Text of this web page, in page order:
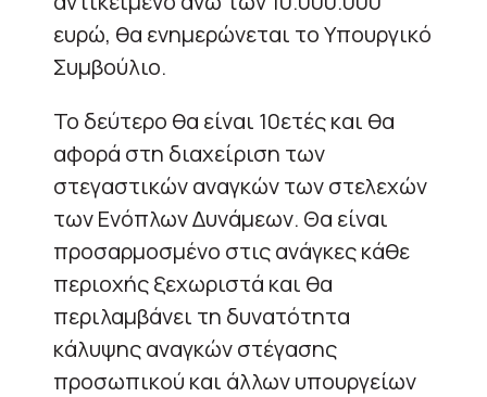
ευρώ, θα ενημερώνεται το Υπουργικό
Συμβούλιο.
Το δεύτερο θα είναι 10ετές και θα
αφορά στη διαχείριση των
στεγαστικών αναγκών των στελεχών
των Ενόπλων Δυνάμεων. Θα είναι
προσαρμοσμένο στις ανάγκες κάθε
περιοχής ξεχωριστά και θα
περιλαμβάνει τη δυνατότητα
κάλυψης αναγκών στέγασης
προσωπικού και άλλων υπουργείων